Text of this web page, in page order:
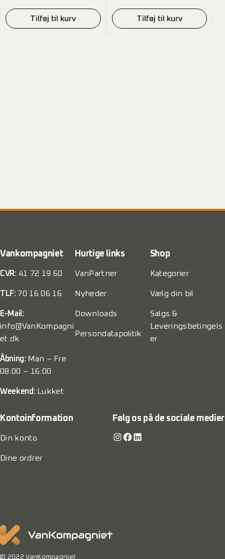
Tilføj til kurv Tilføj til kurv
Vankompagniet
CVR: 41 72 19 60
TLF: 70 16 06 16
E-Mail:
info@VanKompagni
et.dk
Åbning: Man – Fre
08:00 – 16:00
Weekend: Lukket
Hurtige links
VanPartner
Nyheder
Downloads
Persondatapolitik
Shop
Kategorier
Vælg din bil
Salgs &
Leveringsbetingels
er
Kontoinformation
Din konto
Dine ordrer
Følg os på de sociale medier
Instagram Facebook LinkedIn
© 2022 VanKompagniet